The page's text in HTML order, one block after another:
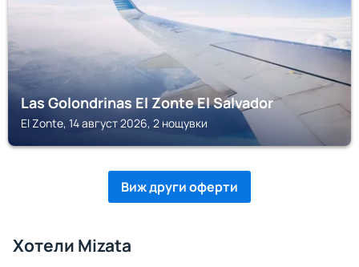
Las Golondrinas El Zonte El Salvador
El Zonte, 14 август 2026, 2 нощувки
Виж други оферти
Хотели Mizata